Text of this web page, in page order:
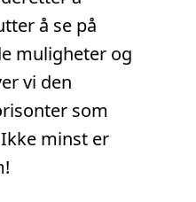
å se på
muligheter og
vi den
som
minst er